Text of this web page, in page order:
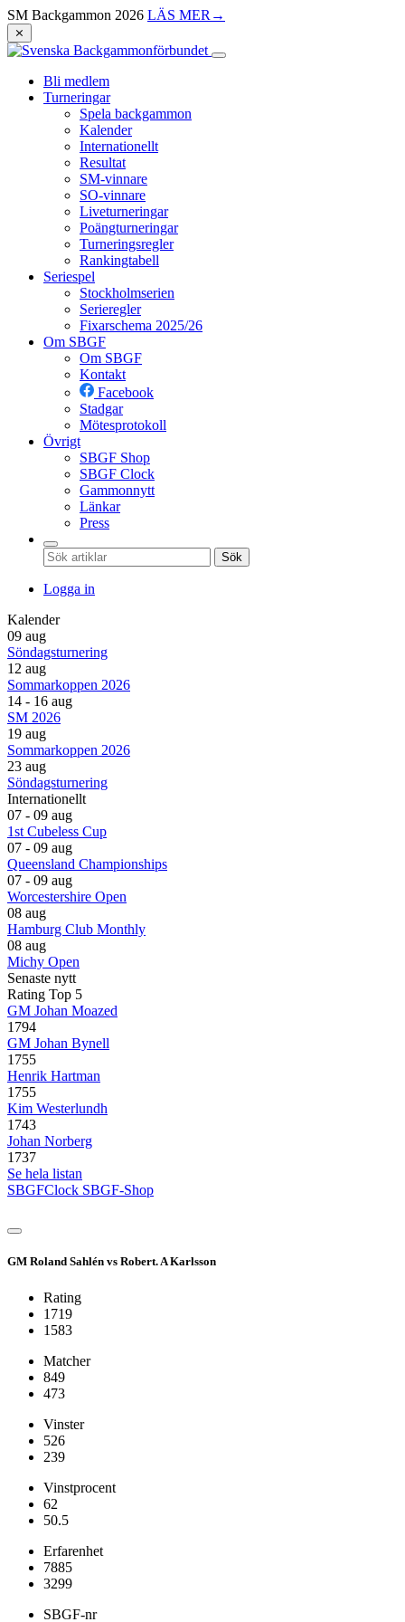
SM Backgammon 2026 LÄS MER →
⨯
Bli medlem
Turneringar
Spela backgammon
Kalender
Internationellt
Resultat
SM-vinnare
SO-vinnare
Liveturneringar
Poängturneringar
Turneringsregler
Rankingtabell
Seriespel
Stockholmserien
Serieregler
Fixarschema 2025/26
Om SBGF
Om SBGF
Kontakt
Facebook
Stadgar
Mötesprotokoll
Övrigt
SBGF Shop
SBGF Clock
Gammonnytt
Länkar
Press
Sök
Logga in
Kalender
09 aug
Söndagsturnering
12 aug
Sommarkoppen 2026
14 - 16 aug
SM 2026
19 aug
Sommarkoppen 2026
23 aug
Söndagsturnering
Internationellt
07 - 09 aug
1st Cubeless Cup
07 - 09 aug
Queensland Championships
07 - 09 aug
Worcestershire Open
08 aug
Hamburg Club Monthly
08 aug
Michy Open
Senaste nytt
Rating Top 5
GM Johan Moazed
1794
GM Johan Bynell
1755
Henrik Hartman
1755
Kim Westerlundh
1743
Johan Norberg
1737
Se hela listan
SBGFClock SBGF-Shop
GM Roland Sahlén vs Robert. A Karlsson
Rating
1719
1583
Matcher
849
473
Vinster
526
239
Vinstprocent
62
50.5
Erfarenhet
7885
3299
SBGF-nr